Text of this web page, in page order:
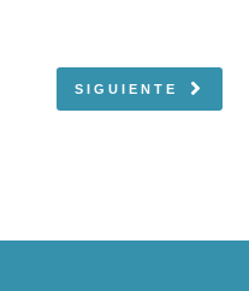
SIGUIENTE